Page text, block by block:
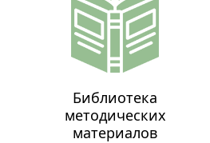
Библиотека
методических
материалов